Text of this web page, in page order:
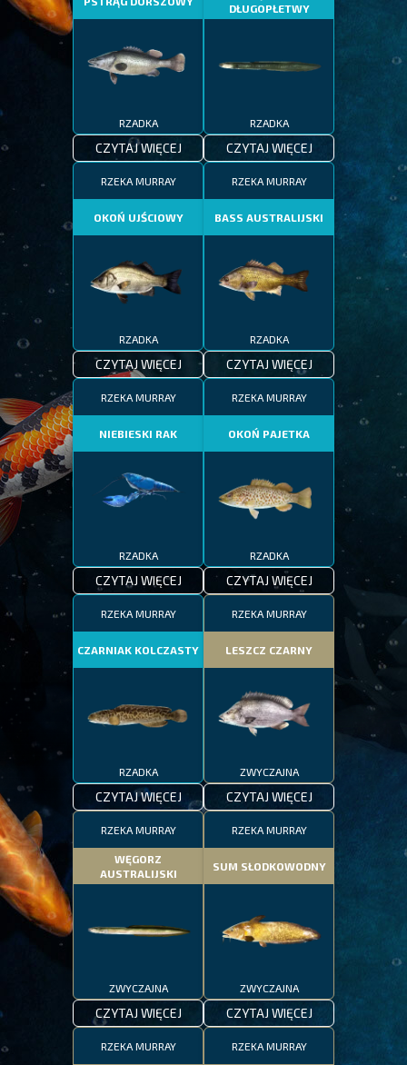
RZADKA
CZYTAJ WIĘCEJ
DŁUGOPŁETWY
RZADKA
CZYTAJ WIĘCEJ
RZEKA MURRAY
OKOŃ UJŚCIOWY
RZADKA
CZYTAJ WIĘCEJ
RZEKA MURRAY
BASS AUSTRALIJSKI
RZADKA
CZYTAJ WIĘCEJ
RZEKA MURRAY
NIEBIESKI RAK
RZADKA
CZYTAJ WIĘCEJ
RZEKA MURRAY
OKOŃ PAJETKA
RZADKA
CZYTAJ WIĘCEJ
RZEKA MURRAY
CZARNIAK KOLCZASTY
RZADKA
CZYTAJ WIĘCEJ
RZEKA MURRAY
LESZCZ CZARNY
ZWYCZAJNA
CZYTAJ WIĘCEJ
RZEKA MURRAY
WĘGORZ
AUSTRALIJSKI
ZWYCZAJNA
CZYTAJ WIĘCEJ
RZEKA MURRAY
SUM SŁODKOWODNY
ZWYCZAJNA
CZYTAJ WIĘCEJ
RZEKA MURRAY RZEKA MURRAY